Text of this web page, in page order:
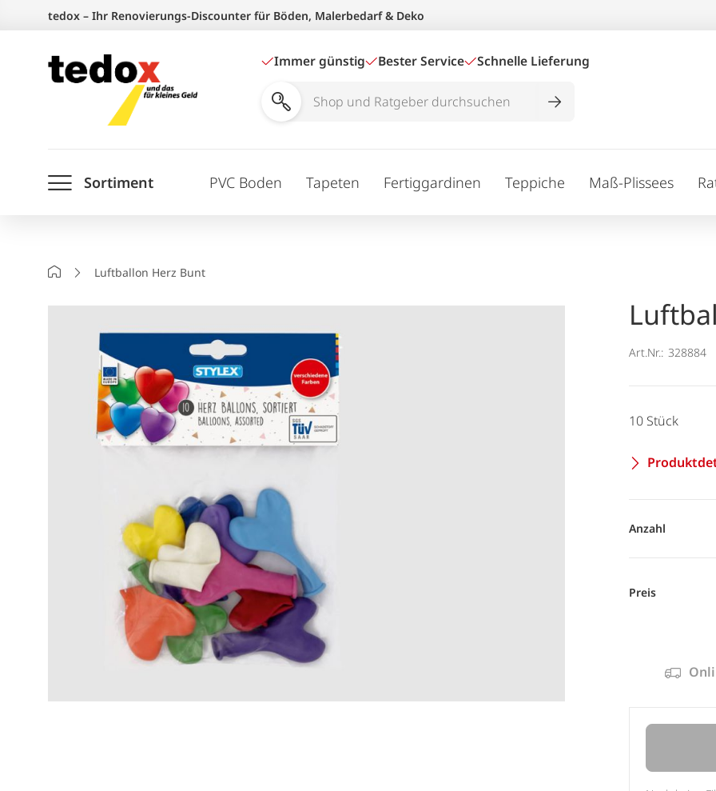
springen
tedox – Ihr Renovierungs-Discounter für Böden, Malerbedarf & Deko
Immer günstig Bester Service Schnelle Lieferung
Shop
durchsuchen
Sortiment PVC Boden Tapeten Fertiggardinen Teppiche Maß-Plissees
StartseiteLuftballon Herz Bunt
Art.Nr.: 328884
10 Stück
Anzahl
Preis